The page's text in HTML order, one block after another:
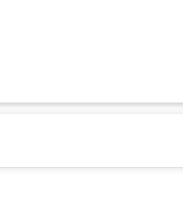
t
g
t
k
| CREATIVE | ADVERTISING